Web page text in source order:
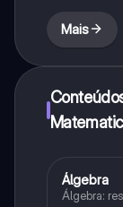
Mais
Matematica
Álgebra
Álgebra: